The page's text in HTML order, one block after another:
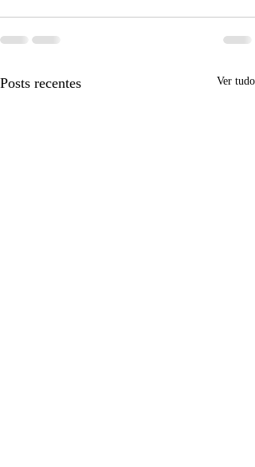
Posts recentes Ver tudo